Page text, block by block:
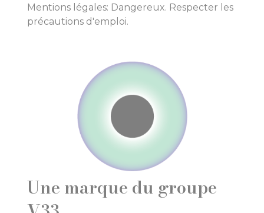
Mentions légales: Dangereux. Respecter les
précautions d'emploi.
Une marque du groupe